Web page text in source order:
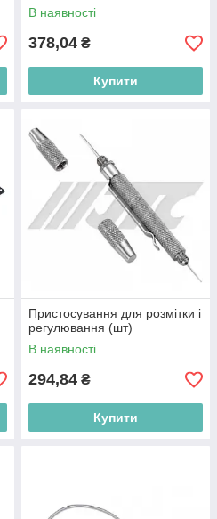
В наявності
378,04 ₴
Купити
Пристосування для розмітки і
регулювання (шт)
В наявності
294,84 ₴
Купити